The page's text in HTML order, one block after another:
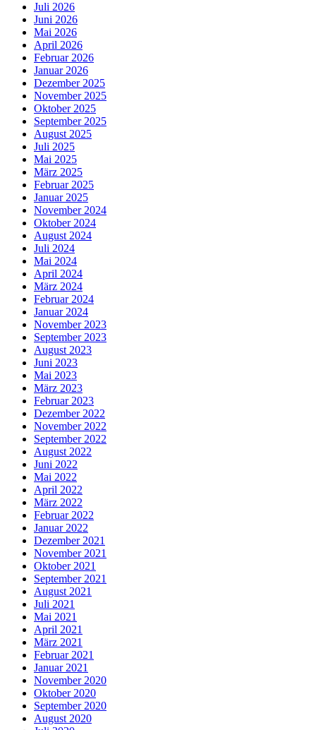
Juli 2026
Juni 2026
Mai 2026
April 2026
Februar 2026
Januar 2026
Dezember 2025
November 2025
Oktober 2025
September 2025
August 2025
Juli 2025
Mai 2025
März 2025
Februar 2025
Januar 2025
November 2024
Oktober 2024
August 2024
Juli 2024
Mai 2024
April 2024
März 2024
Februar 2024
Januar 2024
November 2023
September 2023
August 2023
Juni 2023
Mai 2023
März 2023
Februar 2023
Dezember 2022
November 2022
September 2022
August 2022
Juni 2022
Mai 2022
April 2022
März 2022
Februar 2022
Januar 2022
Dezember 2021
November 2021
Oktober 2021
September 2021
August 2021
Juli 2021
Mai 2021
April 2021
März 2021
Februar 2021
Januar 2021
November 2020
Oktober 2020
September 2020
August 2020